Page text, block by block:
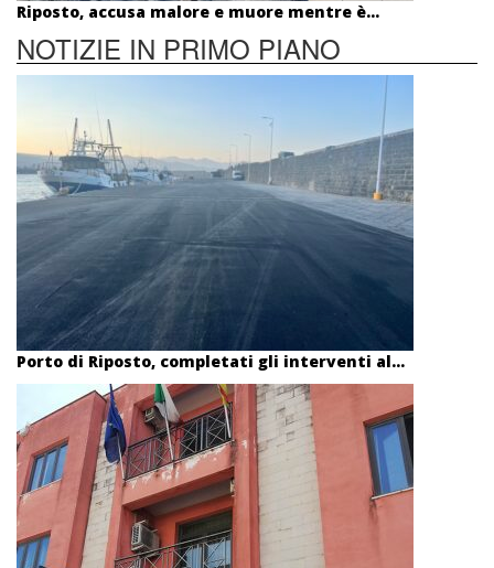
Riposto, accusa malore e muore mentre è...
NOTIZIE IN PRIMO PIANO
Porto di Riposto, completati gli interventi al...